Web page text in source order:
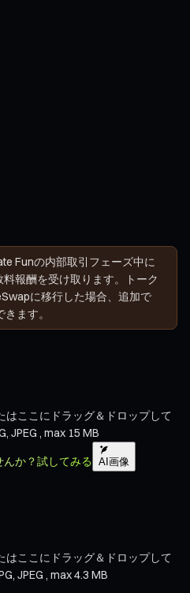
Funの内部取引フェーズ中に
報酬を受け取ります。トーク
に移行した場合、追加で
ます。
はここにドラッグ＆ドロップして
JPEG , max 15 MB
か？試してみる AI画像
はここにドラッグ＆ドロップして
JPEG , max 4.3 MB